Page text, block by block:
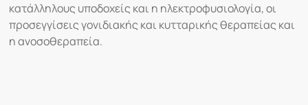
κατάλληλους υποδοχείς και η ηλεκτροφυσιολογία, οι
προσεγγίσεις γονιδιακής και κυτταρικής θεραπείας και
η ανοσοθεραπεία.